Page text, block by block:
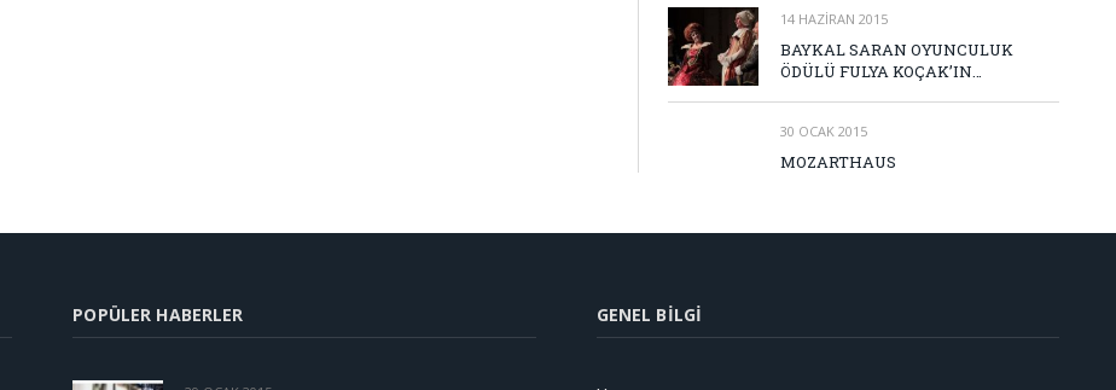
14 HAZIRAN 2015
BAYKAL SARAN OYUNCULUK
ÖDÜLÜ FULYA KOÇAK’IN…
30 OCAK 2015
MOZARTHAUS
POPÜLER HABERLER GENEL BILGI